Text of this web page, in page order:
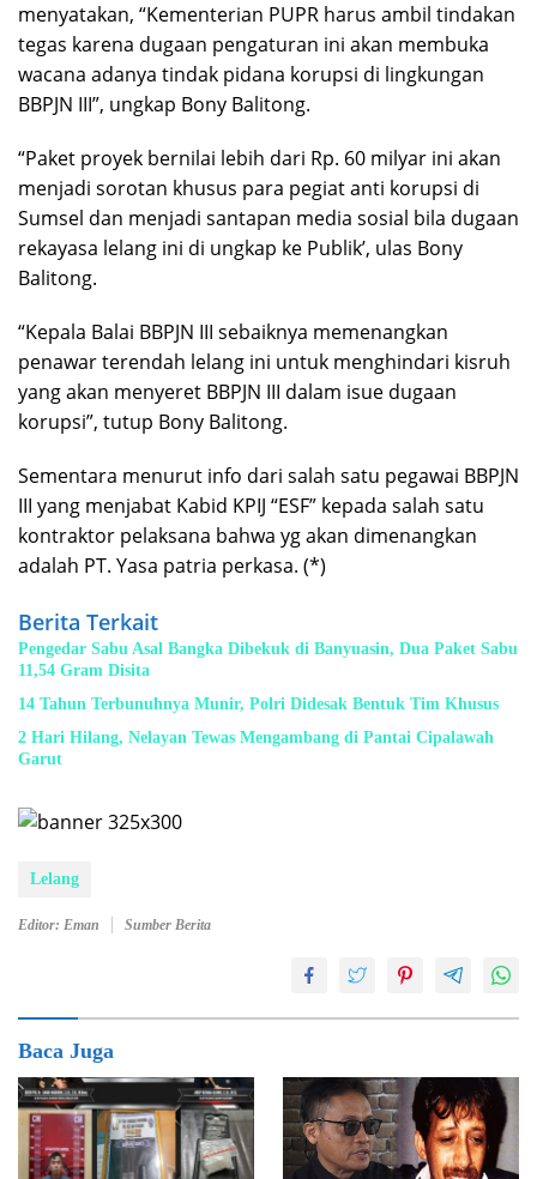
menyatakan, “Kementerian PUPR harus ambil tindakan
tegas karena dugaan pengaturan ini akan membuka
wacana adanya tindak pidana korupsi di lingkungan
BBPJN III”, ungkap Bony Balitong.
“Paket proyek bernilai lebih dari Rp. 60 milyar ini akan
menjadi sorotan khusus para pegiat anti korupsi di
Sumsel dan menjadi santapan media sosial bila dugaan
rekayasa lelang ini di ungkap ke Publik’, ulas Bony
Balitong.
“Kepala Balai BBPJN III sebaiknya memenangkan
penawar terendah lelang ini untuk menghindari kisruh
yang akan menyeret BBPJN III dalam isue dugaan
korupsi”, tutup Bony Balitong.
Sementara menurut info dari salah satu pegawai BBPJN
III yang menjabat Kabid KPIJ “ESF” kepada salah satu
kontraktor pelaksana bahwa yg akan dimenangkan
adalah PT. Yasa patria perkasa. (*)
Berita Terkait
Pengedar Sabu Asal Bangka Dibekuk di Banyuasin, Dua Paket Sabu
11,54 Gram Disita
14 Tahun Terbunuhnya Munir, Polri Didesak Bentuk Tim Khusus
2 Hari Hilang, Nelayan Tewas Mengambang di Pantai Cipalawah
Garut
Lelang
Editor: Eman Sumber Berita
Baca Juga